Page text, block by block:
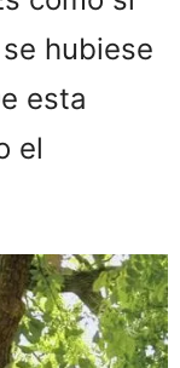
hubiese
esta
el